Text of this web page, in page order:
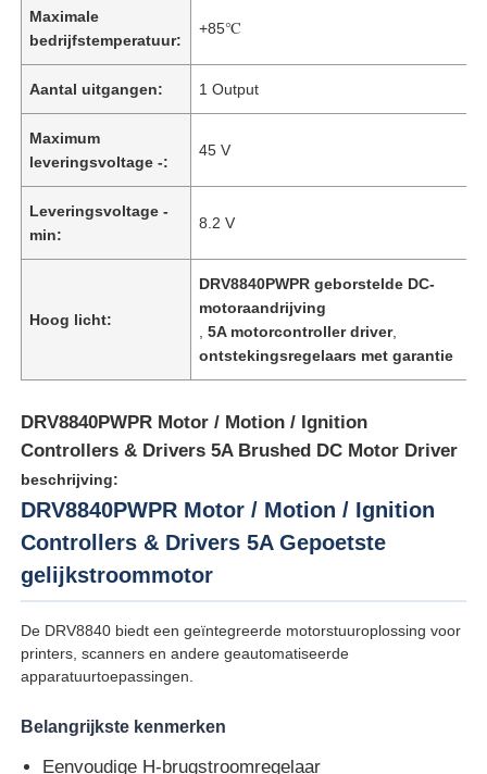
Huis
Video's
Maximale
bedrijfstemperatuur:
+85℃
Aantal uitgangen: 1 Output
Maximum
leveringsvoltage -:
45 V
Leveringsvoltage -
min:
8.2 V
Hoog licht:
DRV8840PWPR geborstelde DC-
motoraandrijving
,5A motorcontroller driver,
ontstekingsregelaars met garantie
DRV8840PWPR Motor / Motion / Ignition
Controllers & Drivers 5A Brushed DC Motor Driver
beschrijving:
DRV8840PWPR Motor / Motion / Ignition
Controllers & Drivers 5A Gepoetste
gelijkstroommotor
De DRV8840 biedt een geïntegreerde motorstuuroplossing voor
printers, scanners en andere geautomatiseerde
apparatuurtoepassingen.
Belangrijkste kenmerken
Eenvoudige H-brugstroomregelaar